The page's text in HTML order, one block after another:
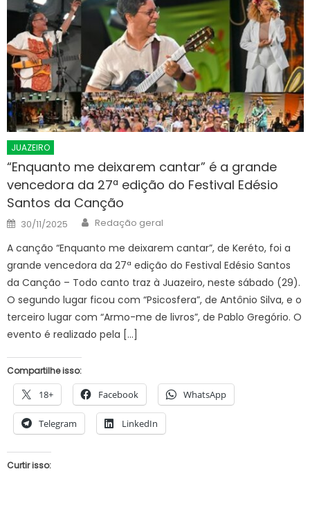
JUAZEIRO
“Enquanto me deixarem cantar” é a grande
vencedora da 27ª edição do Festival Edésio
Santos da Canção
Posted
on
30/11/2025 Author
Redação geral
A canção “Enquanto me deixarem cantar”, de Keréto, foi a
grande vencedora da 27ª edição do Festival Edésio Santos
da Canção – Todo canto traz à Juazeiro, neste sábado (29).
O segundo lugar ficou com “Psicosfera”, de Antônio Silva, e o
terceiro lugar com “Armo-me de livros”, de Pablo Gregório. O
evento é realizado pela […]
Compartilhe isso:
18+ Facebook WhatsApp
Telegram LinkedIn
Curtir isso: